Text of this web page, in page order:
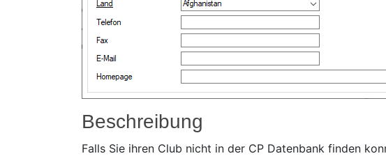
Beschreibung
Falls Sie ihren Club nicht in der CP Datenbank finden